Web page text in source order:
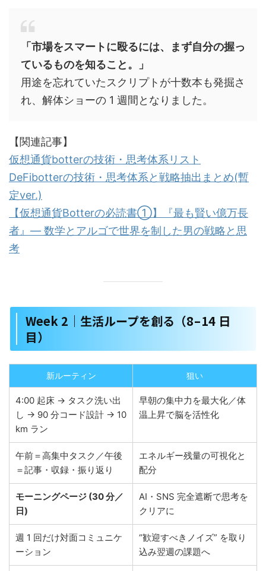
「市場をスマートに殴るには、まず自分の握っ
ているものを知ること。」
用途を忘れていたスクリプトが十数本も発掘さ
れ、解体ショーの 1 週間となりました。
【関連記事】
仮想通貨botterの技術・思考体系リスト
DeFibotterの技術・思考体系と戦略抽出まとめ(暫
定ver.)
【仮想通貨Botterの必読書①】『最も賢い億万長
者』― 数学とアルゴで世界を制した男の戦略と思
考
Week 2｜生活ループを創る（8 – 14 日
目）
新ルーティン 狙い
4:00 起床 → タスク洗い出
し → 90 分コード設計 → 10
km ラン
早朝の集中力を最大化／体
温上昇で脳を活性化
午前＝高集中タスク／午後
＝記事・収録・振り返り
エネルギー残量の可視化と
配分
モーニングページ (30 分／
日)
AI・SNS 完全遮断で思考を
クリアに
週 1 回だけ対面コミュニケ
ーション
“歓迎すべきノイズ” を取り
込み翌週の課題へ